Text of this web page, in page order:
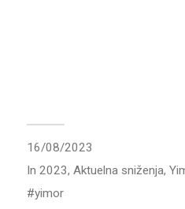
16/08/2023
In 2023, Aktuelna sniženja,
yimor